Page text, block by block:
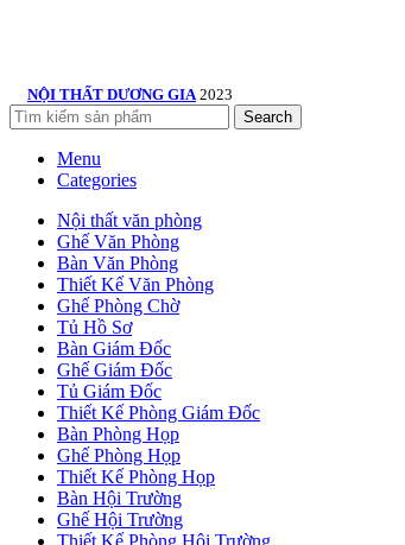
NỘI THẤT DƯƠNG GIA 2023
Search
Menu
Categories
Nội thất văn phòng
Ghế Văn Phòng
Bàn Văn Phòng
Thiết Kế Văn Phòng
Ghế Phòng Chờ
Tủ Hồ Sơ
Bàn Giám Đốc
Ghế Giám Đốc
Tủ Giám Đốc
Thiết Kế Phòng Giám Đốc
Bàn Phòng Họp
Ghế Phòng Họp
Thiết Kế Phòng Họp
Bàn Hội Trường
Ghế Hội Trường
Thiết Kế Phòng Hội Trường